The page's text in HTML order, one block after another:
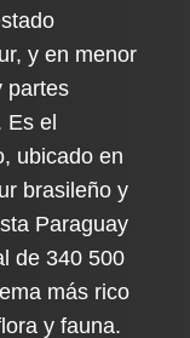
y en menor
partes
el
ubicado en
brasileño y
Paraguay
de 340 500
más rico
y fauna.